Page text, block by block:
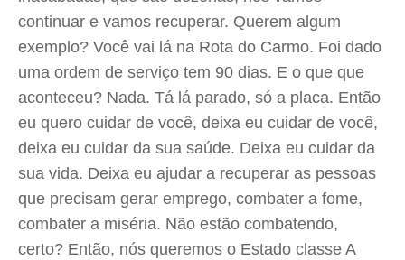
continuar e vamos recuperar. Querem algum
exemplo? Você vai lá na Rota do Carmo. Foi dado
uma ordem de serviço tem 90 dias. E o que que
aconteceu? Nada. Tá lá parado, só a placa. Então
eu quero cuidar de você, deixa eu cuidar de você,
deixa eu cuidar da sua saúde. Deixa eu cuidar da
sua vida. Deixa eu ajudar a recuperar as pessoas
que precisam gerar emprego, combater a fome,
combater a miséria. Não estão combatendo,
certo? Então, nós queremos o Estado classe A